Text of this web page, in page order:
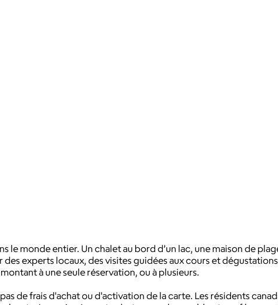
le monde entier. Un chalet au bord d’un lac, une maison de
experts locaux, des visites guidées aux cours et
à une seule réservation, ou à plusieurs.
de frais d'achat ou d'activation de la carte. Les résidents